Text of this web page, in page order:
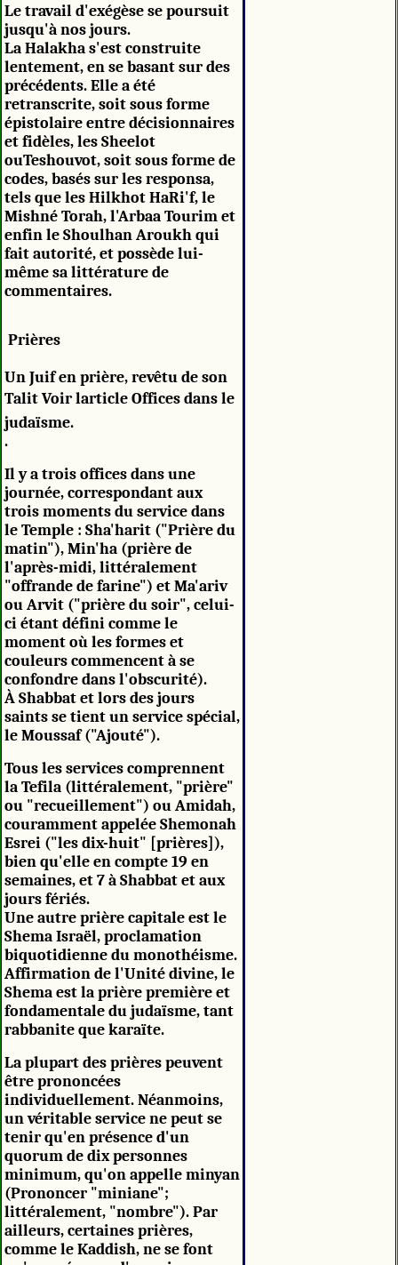
Le travail d'exégèse se poursuit
jusqu'à nos jours.
La Halakha s'est construite
lentement, en se basant sur des
précédents. Elle a été
retranscrite, soit sous forme
épistolaire entre décisionnaires
et fidèles, les Sheelot
ouTeshouvot, soit sous forme de
codes, basés sur les responsa,
tels que les Hilkhot HaRi'f, le
Mishné Torah, l'Arbaa Tourim et
enfin le Shoulhan Aroukh qui
fait autorité, et possède lui-
même sa littérature de
commentaires.
Prières
Un Juif en prière, revêtu de son
Talit Voir larticle Offices dans le
judaïsme.
.
Il y a trois offices dans une
journée, correspondant aux
trois moments du service dans
le Temple : Sha'harit ("Prière du
matin"), Min'ha (prière de
l'après-midi, littéralement
"offrande de farine") et Ma'ariv
ou Arvit ("prière du soir", celui-
ci étant défini comme le
moment où les formes et
couleurs commencent à se
confondre dans l'obscurité).
À Shabbat et lors des jours
saints se tient un service spécial,
le Moussaf ("Ajouté").
Tous les services comprennent
la Tefila (littéralement, "prière"
ou "recueillement") ou Amidah,
couramment appelée Shemonah
Esrei ("les dix-huit" [prières]),
bien qu'elle en compte 19 en
semaines, et 7 à Shabbat et aux
jours fériés.
Une autre prière capitale est le
Shema Israël, proclamation
biquotidienne du monothéisme.
Affirmation de l'Unité divine, le
Shema est la prière première et
fondamentale du judaïsme, tant
rabbanite que karaïte.
La plupart des prières peuvent
être prononcées
individuellement. Néanmoins,
un véritable service ne peut se
tenir qu'en présence d'un
quorum de dix personnes
minimum, qu'on appelle minyan
(Prononcer "miniane";
littéralement, "nombre"). Par
ailleurs, certaines prières,
comme le Kaddish, ne se font